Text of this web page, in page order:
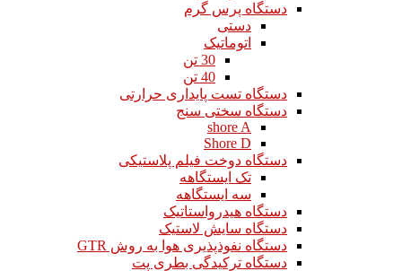
دستگاه پرس گرم
دستی
اتوماتیک
30 تن
40 تن
دستگاه تست پایداری حرارتی
دستگاه سختی سنج
shore A
Shore D
دستگاه دوخت فیلم پلاستیکی
تک ایستگاهه
سه ایستگاهه
دستگاه هیدرواستاتیک
دستگاه سایش لاستیک
دستگاه نفوذپذیری هوا به روش GTR
دستگاه ترکیدگی بطری پت